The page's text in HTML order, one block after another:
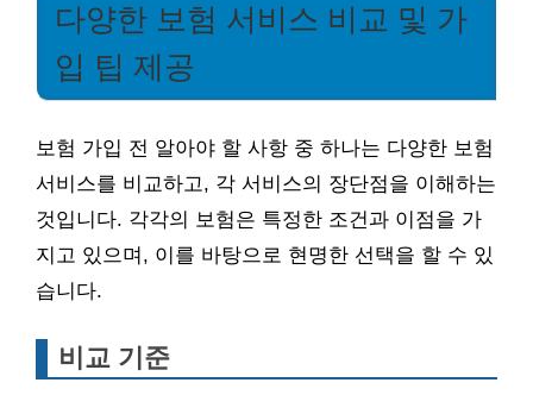
다양한 보험 서비스 비교 및 가
입 팁 제공
보험 가입 전 알아야 할 사항 중 하나는 다양한 보험
서비스를 비교하고, 각 서비스의 장단점을 이해하는
것입니다. 각각의 보험은 특정한 조건과 이점을 가
지고 있으며, 이를 바탕으로 현명한 선택을 할 수 있
습니다.
비교 기준